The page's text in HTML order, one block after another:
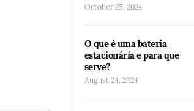
October 25, 2024
O que é uma bateria
estacionária e para que
serve?
August 24, 2024